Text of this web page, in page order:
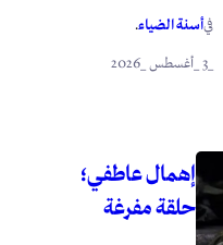
فيأسنة الضياء.
إهمال عاطفي؛
حلقة مفرغة